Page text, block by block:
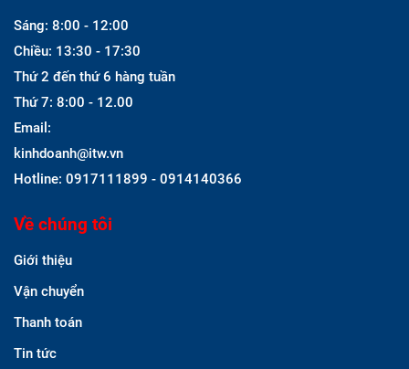
Sáng: 8:00 - 12:00
Chiều: 13:30 - 17:30
Thứ 2 đến thứ 6 hàng tuần
Thứ 7: 8:00 - 12.00
Email:
kinhdoanh@itw.vn
Hotline: 0917111899 - 0914140366
Về chúng tôi
Giới thiệu
Vận chuyển
Thanh toán
Tin tức